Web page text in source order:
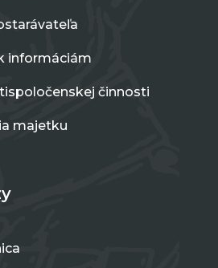
informáciám
činnosti
majetku